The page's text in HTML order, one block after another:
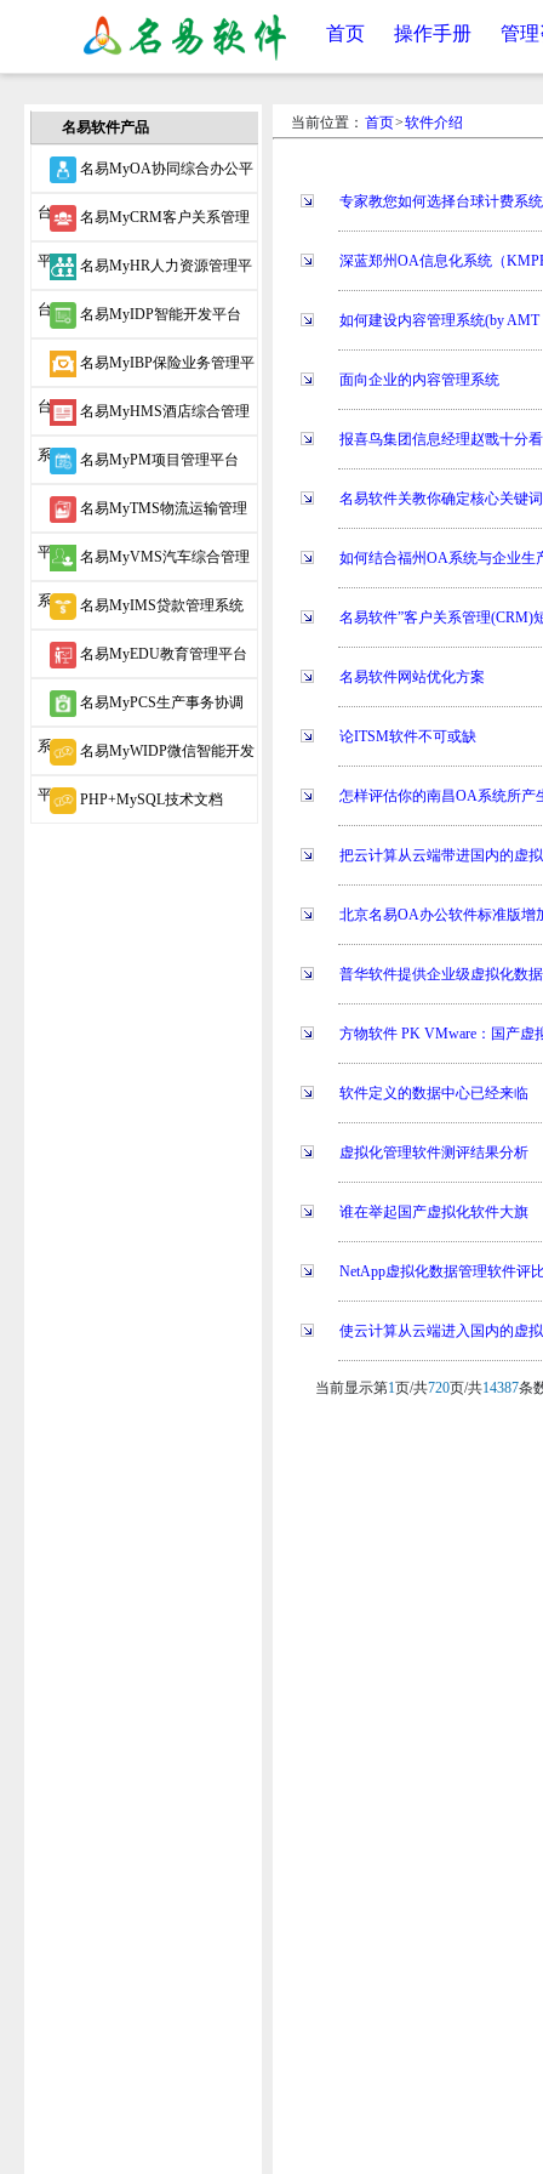
首页 操作手册 管
名易软件产品
名易MyOA协同综合办公平
台 名易MyCRM客户关系管理
平台 名易MyHR人力资源管理平
台 名易MyIDP智能开发平台
名易MyIBP保险业务管理平
台 名易MyHMS酒店综合管理
系统 名易MyPM项目管理平台
名易MyTMS物流运输管理
平台 名易MyVMS汽车综合管理
系统 名易MyIMS贷款管理系统
名易MyEDU教育管理平台
名易MyPCS生产事务协调
系统 名易MyWIDP微信智能开发
平台 PHP+MySQL技术文档
当前位置： 首页>软件介绍
专家教您如何选择台球计费系统
深蓝郑州OA信息化系统（
如何建设内容管理系统(by
面向企业的内容管理系统
报喜鸟集团信息经理赵戬十分
名易软件关教你确定核心关键
如何结合福州OA系统与企业生
名易软件”客户关系管理(CRM)
名易软件网站优化方案
论ITSM软件不可或缺
怎样评估你的南昌OA系统所产
把云计算从云端带进国内的虚
北京名易OA办公软件标准版增
普华软件提供企业级虚拟化数
方物软件 PK VMware：国产虚
软件定义的数据中心已经来临
虚拟化管理软件测评结果分析
谁在举起国产虚拟化软件大旗
NetApp虚拟化数据管理软件评
使云计算从云端进入国内的虚
当前显示第1页/共720页/共14387条